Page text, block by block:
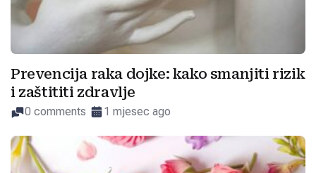
Prevencija raka dojke: kako smanjiti rizik
i zaštititi zdravlje
0 comments 1 mjesec ago